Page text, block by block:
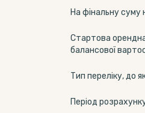
На фінальну
Стартова
балансової
Тип переліку, до
Період